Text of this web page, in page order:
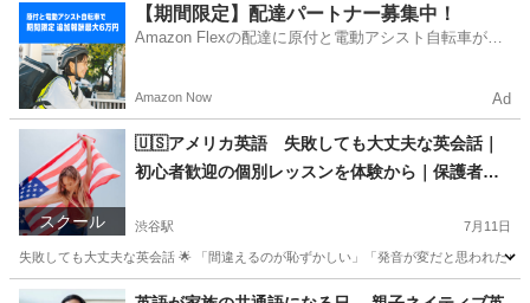
東銀座駅 発音 大人
【期間限定】配達パートナー募集中！
Amazon Flexの配達に原付と電動アシスト自転車が登
Amazon Now Ad
スクール
🇺🇸アメリカ英語 失敗しても大丈夫な英会話｜
初心者歓迎の個別レッスンを体験から｜保護者相
渋谷駅 7月11日
失敗しても大丈夫な英会話 🌟 「間違えるのが恥ずかしい」「発音が変だと思われた
東京 渋谷区 渋谷駅 英会話 レッスン